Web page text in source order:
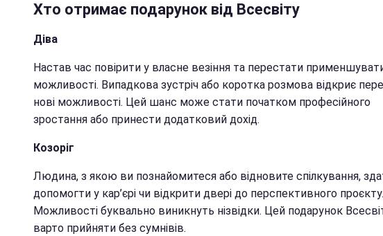
Хто отримає подарунок від Всесвіту
Діва
Настав час повірити у власне везіння та перестати
можливості. Випадкова зустріч або коротка розмова відкриє
нові можливості. Цей шанс може стати початком професійного
зростання або принести додатковий дохід.
Козоріг
Людина, з якою ви познайомитеся або відновите спілкування,
допомогти у кар’єрі чи відкрити двері до перспективного проєкту.
Можливості буквально виникнуть нізвідки. Цей подарунок
варто прийняти без сумнівів.